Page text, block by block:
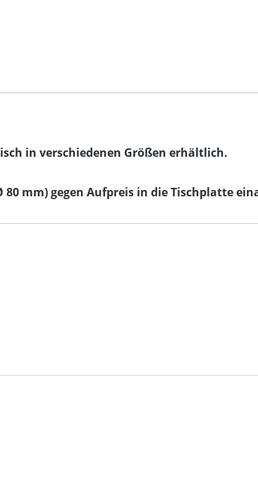
in verschiedenen Größen erhältlich.
mm) gegen Aufpreis in die Tischplatte